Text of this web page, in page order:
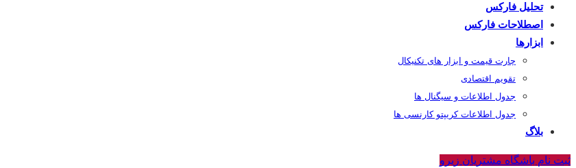
تحلیل فارکس
اصطلاحات فارکس
ابزارها
چارت قیمت و ابزار های تکنیکال
تقویم اقتصادی
جدول اطلاعات و سیگنال ها
جدول اطلاعات کریپتو کارنسی ها
بلاگ
ثبت نام باشگاه مشتریان زیرو